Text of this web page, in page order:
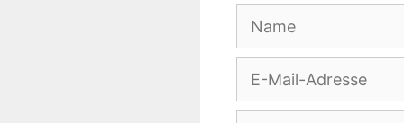
Adresse